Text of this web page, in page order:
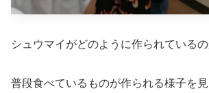
シュウマイがどのように作られているの
普段食べているものが作られる様子を